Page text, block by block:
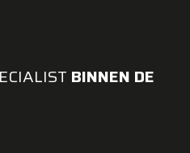
BINNEN DE